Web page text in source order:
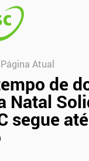
Página Atual
de
Natal
segue até